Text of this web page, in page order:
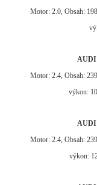
Motor: 2.0, Obsah:
AUDI
Motor: 2.4, Obsah:
výkon:
AUDI
Motor: 2.4, Obsah:
výkon: